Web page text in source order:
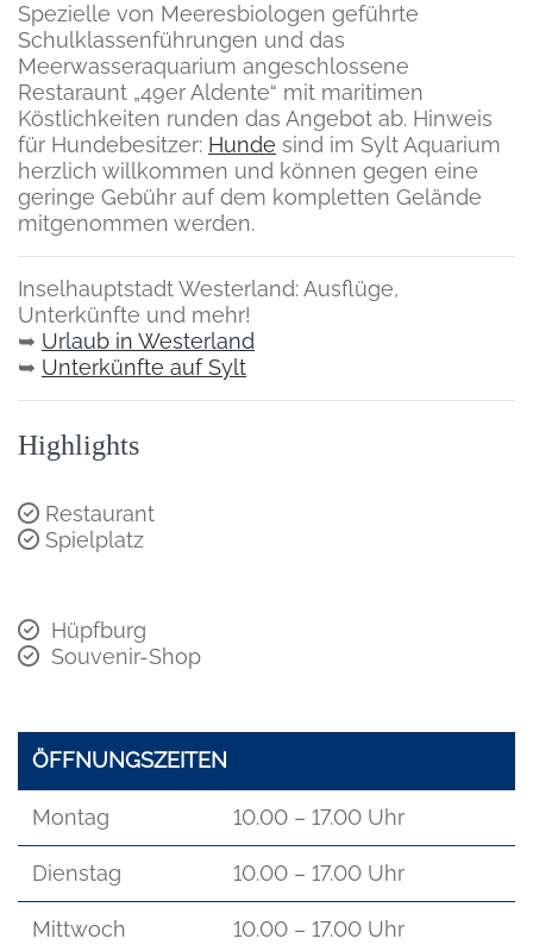
Spezielle von Meeresbiologen geführte
Schulklassenführungen und das
Meerwasseraquarium angeschlossene
Restaraunt „49er Aldente“ mit maritimen
Köstlichkeiten runden das Angebot ab. Hinweis
für Hundebesitzer: Hunde sind im Sylt Aquarium
herzlich willkommen und können gegen eine
geringe Gebühr auf dem kompletten Gelände
mitgenommen werden.
Inselhauptstadt Westerland: Ausflüge,
Unterkünfte und mehr!
➥ Urlaub in Westerland
➥ Unterkünfte auf Sylt
Highlights
Restaurant
Spielplatz
Hüpfburg
Souvenir-Shop
ÖFFNUNGSZEITEN
Montag 10.00 – 17.00 Uhr
Dienstag 10.00 – 17.00 Uhr
Mittwoch 10.00 – 17.00 Uhr